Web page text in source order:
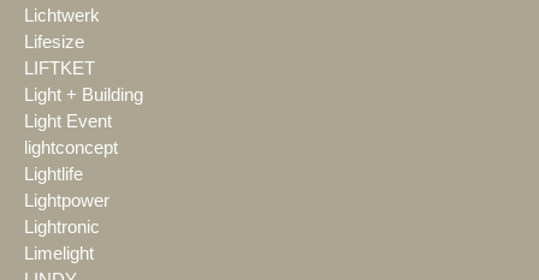
Lichtwerk
Lifesize
LIFTKET
Light + Building
Light Event
lightconcept
Lightlife
Lightpower
Lightronic
Limelight